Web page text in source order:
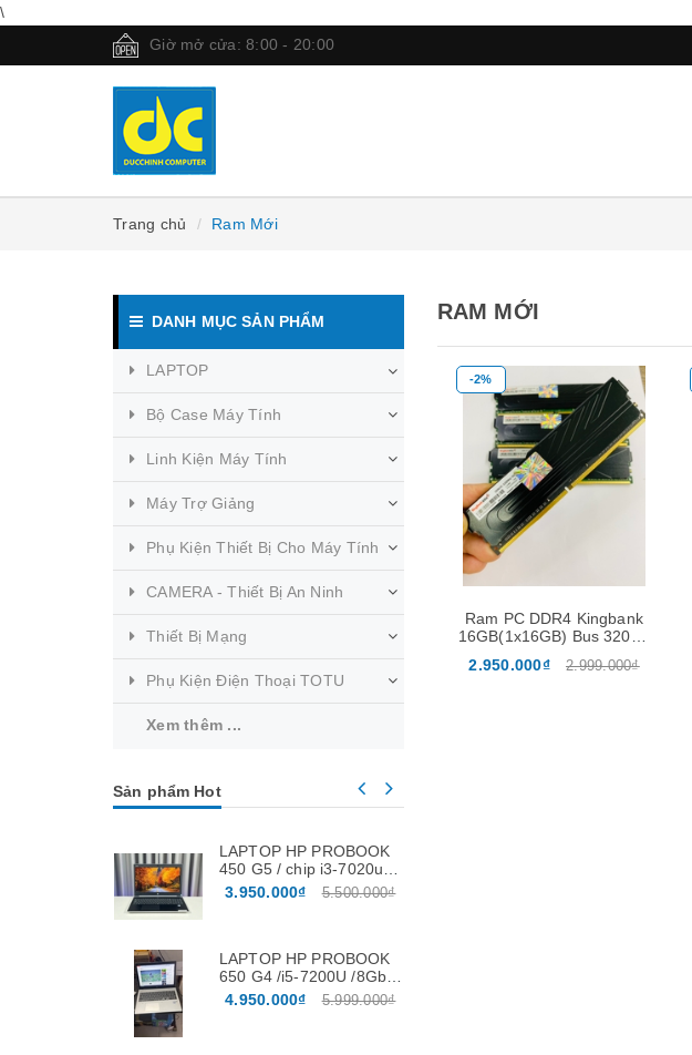
\
Giờ mở cửa: 8:00 - 20:00
Trang chủ Ram Mới
RAM MỚI
-2%
Ram PC DDR4 Kingbank
16GB(1x16GB) Bus 3200 -
Tháng
2.950.000₫ 2.999.000₫
Mua hàng
DANH MỤC SẢN PHẨM
LAPTOP
Bộ Case Máy Tính
Linh Kiện Máy Tính
Máy Trợ Giảng
Phụ Kiện Thiết Bị Cho Máy Tính
CAMERA - Thiết Bị An Ninh
Thiết Bị Mạng
Phụ Kiện Điện Thoại TOTU
Xem thêm ...
Sản phẩm Hot
LAPTOP HP PROBOOK
450 G5 / chip i3-7020u /
ram 8Gb / ssd 256Gb /
màn 15.6″
3.950.000₫ 5.500.000₫
LAPTOP HP PROBOOK
650 G4 /i5-7200U /8Gb
/256Gb /15.6″
4.950.000₫ 5.999.000₫